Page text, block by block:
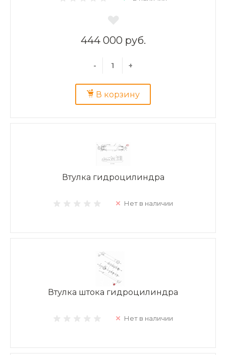
444 000 руб.
- +
В корзину
Втулка гидроцилиндра
Нет в наличии
Втулка штока гидроцилиндра
Нет в наличии